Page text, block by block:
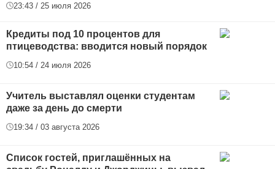
23:43 / 25 июля 2026
Кредиты под 10 процентов для
птицеводства: вводится новый порядок
10:54 / 24 июля 2026
Учитель выставлял оценки студентам
даже за день до смерти
19:34 / 03 августа 2026
Список гостей, приглашённых на